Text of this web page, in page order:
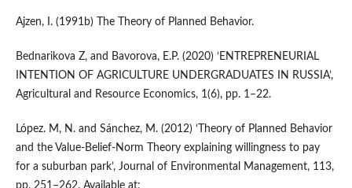
Ajzen, I. (1991b) The Theory of Planned Behavior.
Bednarikova Z, and Bavorova, E.P. (2020) ‘ENTREPRENEURIAL
INTENTION OF AGRICULTURE UNDERGRADUATES IN RUSSIA’,
Agricultural and Resource Economics, 1(6), pp. 1–22.
López. M, N. and Sánchez, M. (2012) ‘Theory of Planned Behavior
and the Value-Belief-Norm Theory explaining willingness to pay
for a suburban park’, Journal of Environmental Management, 113,